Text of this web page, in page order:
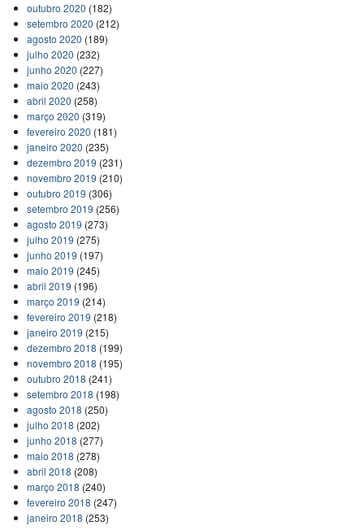
outubro 2020 (182)
setembro 2020 (212)
agosto 2020 (189)
julho 2020 (232)
junho 2020 (227)
maio 2020 (243)
abril 2020 (258)
março 2020 (319)
fevereiro 2020 (181)
janeiro 2020 (235)
dezembro 2019 (231)
novembro 2019 (210)
outubro 2019 (306)
setembro 2019 (256)
agosto 2019 (273)
julho 2019 (275)
junho 2019 (197)
maio 2019 (245)
abril 2019 (196)
março 2019 (214)
fevereiro 2019 (218)
janeiro 2019 (215)
dezembro 2018 (199)
novembro 2018 (195)
outubro 2018 (241)
setembro 2018 (198)
agosto 2018 (250)
julho 2018 (202)
junho 2018 (277)
maio 2018 (278)
abril 2018 (208)
março 2018 (240)
fevereiro 2018 (247)
janeiro 2018 (253)